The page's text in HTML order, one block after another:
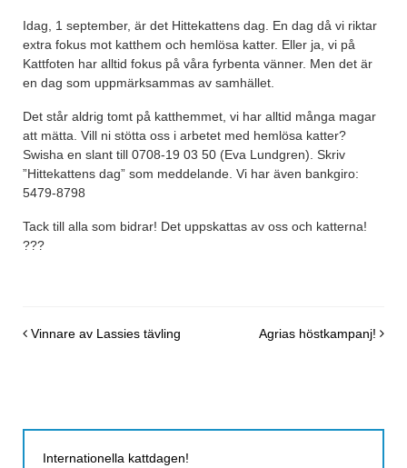
Idag, 1 september, är det Hittekattens dag. En dag då vi riktar
extra fokus mot katthem och hemlösa katter. Eller ja, vi på
Kattfoten har alltid fokus på våra fyrbenta vänner. Men det är
en dag som uppmärksammas av samhället.
Det står aldrig tomt på katthemmet, vi har alltid många magar
att mätta. Vill ni stötta oss i arbetet med hemlösa katter?
Swisha en slant till 0708-19 03 50 (Eva Lundgren). Skriv
”Hittekattens dag” som meddelande. Vi har även bankgiro:
5479-8798
Tack till alla som bidrar! Det uppskattas av oss och katterna!
???
Post navigation
Vinnare av Lassies tävling Agrias höstkampanj!
Internationella kattdagen!